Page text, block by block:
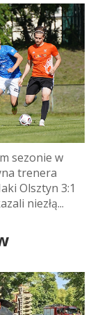
sezonie w
trenera
Olsztyn 3:1
niezłą...